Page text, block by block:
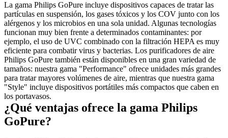
La gama Philips GoPure incluye dispositivos capaces de tratar las
partículas en suspensión, los gases tóxicos y los COV junto con los
alérgenos y los microbios en una sola unidad. Algunas tecnologías
funcionan muy bien frente a determinados contaminantes: por
ejemplo, el uso de UVC combinado con la filtración HEPA es muy
eficiente para combatir virus y bacterias. Los purificadores de aire
Philips GoPure también están disponibles en una gran variedad de
tamaños: nuestra gama "Performance" ofrece unidades más grandes
para tratar mayores volúmenes de aire, mientras que nuestra gama
"Style" incluye dispositivos portátiles más compactos que caben en
los portavasos.
¿Qué ventajas ofrece la gama Philips
GoPure?